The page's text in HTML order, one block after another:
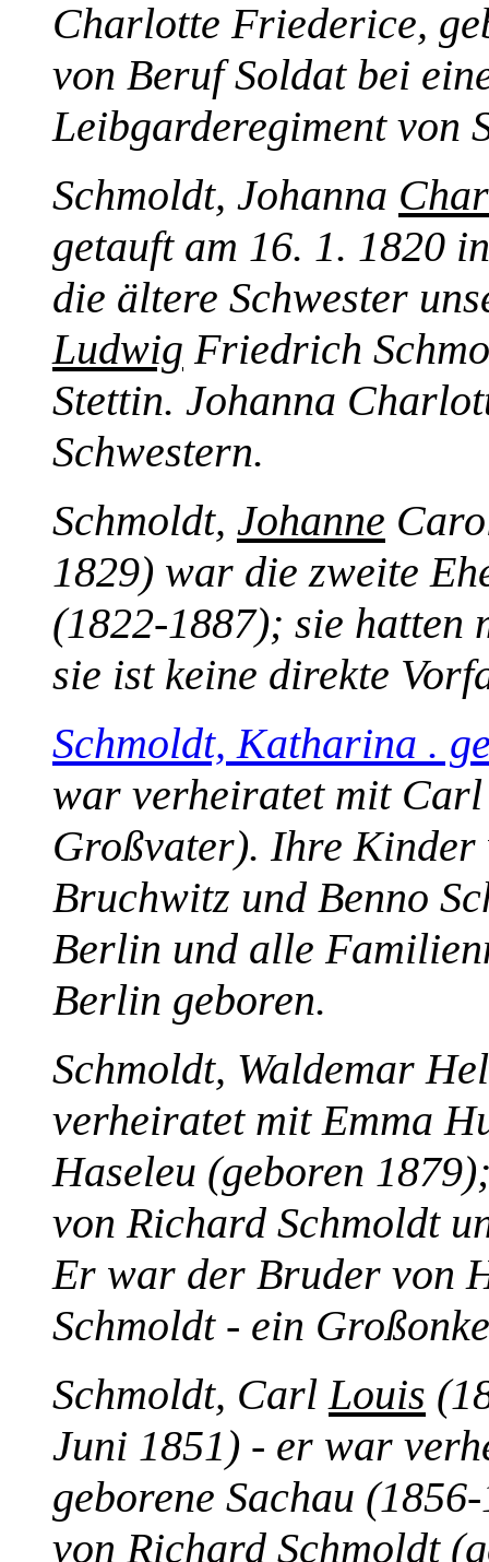
Charlotte Friederice,
von Beruf Soldat bei
Leibgarderegiment von
Schmoldt, Johanna
getauft am 16. 1. 1820
die ältere Schwester
Ludwig Friedrich
Stettin. Johanna
Schwestern.
Schmoldt, Johanne
1829) war die zweite
(1822-1887); sie hatten
sie ist keine direkte
Schmoldt, Katharina .
war verheiratet mit
Großvater). Ihre Kinder
Bruchwitz und Benno
Berlin und alle
Berlin geboren.
Schmoldt, Waldemar
verheiratet mit Emma
Haseleu (geboren
von Richard Schmoldt
Er war der Bruder von
Schmoldt - ein
Schmoldt, CarlLouis
Juni 1851) - er war
geborene Sachau
von Richard Schmoldt